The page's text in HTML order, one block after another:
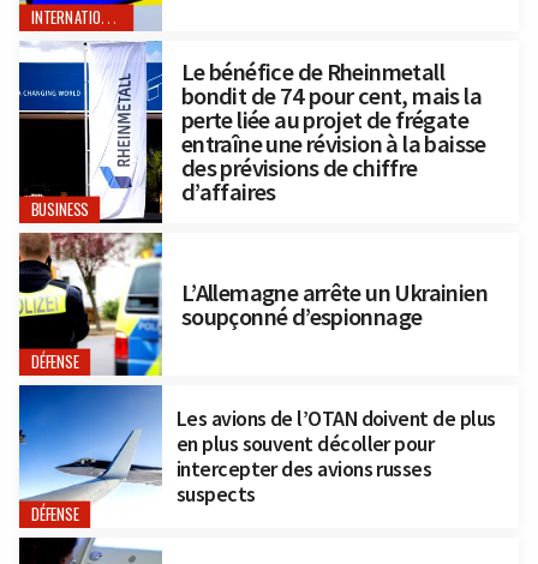
INTERNATIONAL
BUSINESS
Le bénéfice de Rheinmetall
bondit de 74 pour cent, mais la
perte liée au projet de frégate
entraîne une révision à la baisse
des prévisions de chiffre
d’affaires
DÉFENSE
L’Allemagne arrête un Ukrainien
soupçonné d’espionnage
DÉFENSE
Les avions de l’OTAN doivent de plus
en plus souvent décoller pour
intercepter des avions russes
suspects